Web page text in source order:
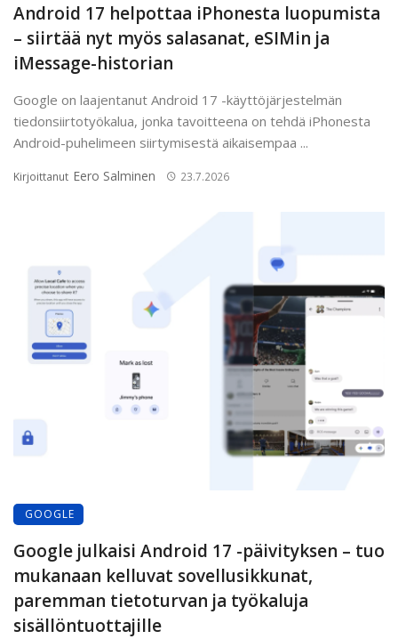
Android 17 helpottaa iPhonesta luopumista
– siirtää nyt myös salasanat, eSIMin ja
iMessage-historian
Google on laajentanut Android 17 -käyttöjärjestelmän
tiedonsiirtotyökalua, jonka tavoitteena on tehdä iPhonesta
Android-puhelimeen siirtymisestä aikaisempaa ...
Kirjoittanut Eero Salminen 23.7.2026
GOOGLE
Google julkaisi Android 17 -päivityksen – tuo
mukanaan kelluvat sovellusikkunat,
paremman tietoturvan ja työkaluja
sisällöntuottajille